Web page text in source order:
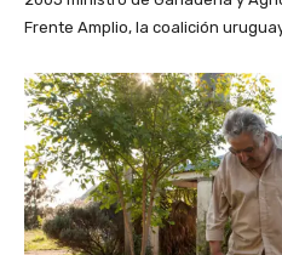
Frente Amplio, la coalición